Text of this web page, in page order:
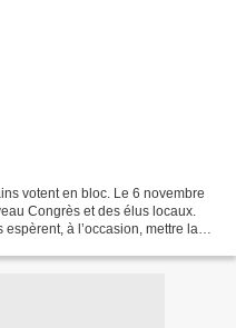
votent en bloc. Le 6 novembre
Congrès et des élus locaux.
à l’occasion, mettre la